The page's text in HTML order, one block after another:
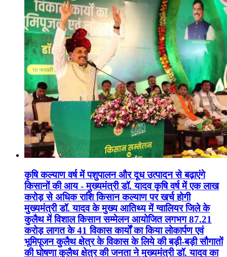
कृषि कल्याण वर्ष में पशुपालन और दूध उत्पादन से बढ़ाएंगे
किसानों की आय - मुख्यमंत्री डॉ. यादव कृषि वर्ष में एक लाख
करोड़ से अधिक राशि किसान कल्याण पर खर्च होगी
मुख्यमंत्री डॉ. यादव के मुख्य आतिथ्य में ग्वालियर जिले के
कुलैथ में विशाल किसान सम्मेलन आयोजित लगभग 87.21
करोड़ लागत के 41 विकास कार्यों का किया लोकार्पण एवं
भूमिपूजन कुलैथ क्षेत्र के विकास के लिये की बड़ी-बड़ी सौगातों
की घोषणा कुलैथ क्षेत्र की जनता ने मुख्यमंत्री डॉ. यादव का